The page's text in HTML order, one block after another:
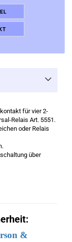
für vier 2-
Relais Art. 5551.
oder Relais
über
&